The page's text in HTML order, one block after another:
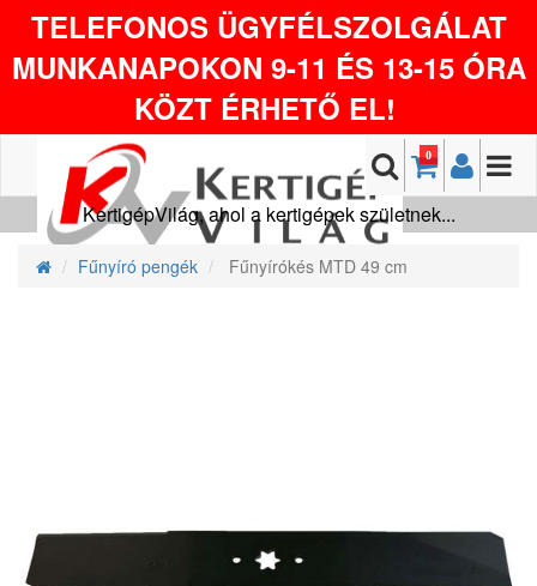
TELEFONOS ÜGYFÉLSZOLGÁLAT
MUNKANAPOKON 9-11 ÉS 13-15 ÓRA
KÖZT ÉRHETŐ EL!
0
KertigépVilág, ahol a kertigépek születnek...
Fűnyíró pengék Fűnyírókés MTD 49 cm